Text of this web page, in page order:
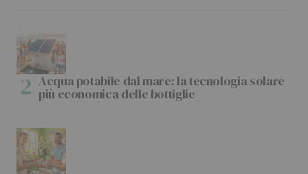
Acqua potabile dal mare: la tecnologia solare
più economica delle bottiglie